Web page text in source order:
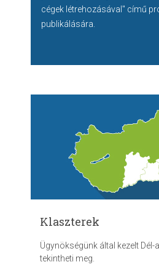
cégek létrehozásával" című
publikálására.
Klaszterek
Ügynökségünk által kezelt
tekintheti meg.